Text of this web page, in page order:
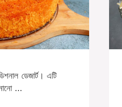
ডেজার্ট। এটি
…